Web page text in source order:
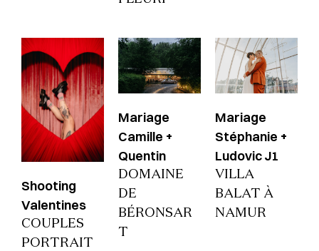
Shooting
Valentines
COUPLES
PORTRAIT
Mariage
Camille +
Quentin
DOMAINE
DE
BÉRONSAR
T
Mariage
Stéphanie +
Ludovic J1
VILLA
BALAT À
NAMUR